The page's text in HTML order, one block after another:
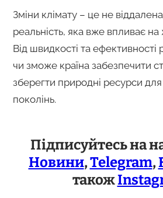
Зміни клімату – це не
реальність, яка вже впливає на
Від швидкості та ефективності
чи зможе країна забезпечити
зберегти природні ресурси
поколінь.
Підписуйтесь на
Новини,Telegram,
також